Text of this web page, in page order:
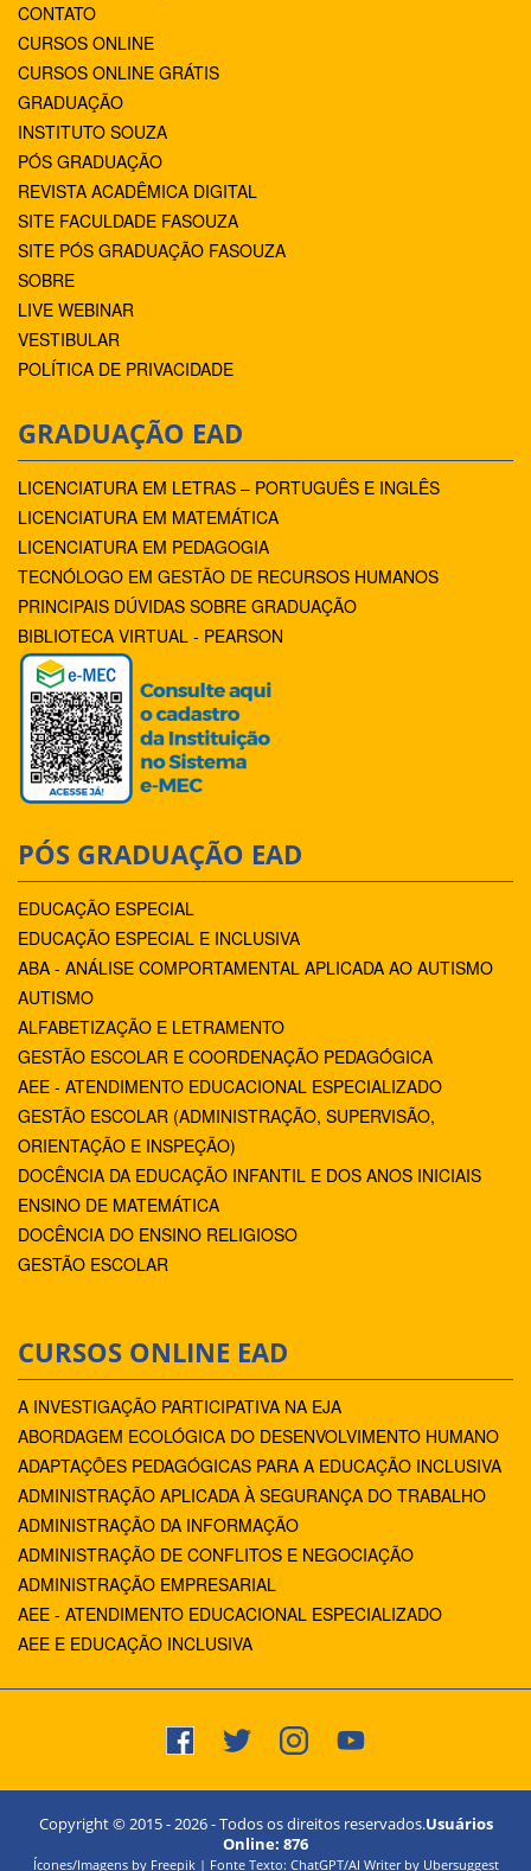
CONTATO
CURSOS ONLINE
CURSOS ONLINE GRÁTIS
GRADUAÇÃO
INSTITUTO SOUZA
PÓS GRADUAÇÃO
REVISTA ACADÊMICA DIGITAL
SITE FACULDADE FASOUZA
SITE PÓS GRADUAÇÃO FASOUZA
SOBRE
LIVE WEBINAR
VESTIBULAR
POLÍTICA DE PRIVACIDADE
GRADUAÇÃO EAD
LICENCIATURA EM LETRAS – PORTUGUÊS E INGLÊS
LICENCIATURA EM MATEMÁTICA
LICENCIATURA EM PEDAGOGIA
TECNÓLOGO EM GESTÃO DE RECURSOS HUMANOS
PRINCIPAIS DÚVIDAS SOBRE GRADUAÇÃO
BIBLIOTECA VIRTUAL - PEARSON
PÓS GRADUAÇÃO EAD
EDUCAÇÃO ESPECIAL
EDUCAÇÃO ESPECIAL E INCLUSIVA
ABA - ANÁLISE COMPORTAMENTAL APLICADA AO AUTISMO
AUTISMO
ALFABETIZAÇÃO E LETRAMENTO
GESTÃO ESCOLAR E COORDENAÇÃO PEDAGÓGICA
AEE - ATENDIMENTO EDUCACIONAL ESPECIALIZADO
GESTÃO ESCOLAR (ADMINISTRAÇÃO, SUPERVISÃO,
ORIENTAÇÃO E INSPEÇÃO)
DOCÊNCIA DA EDUCAÇÃO INFANTIL E DOS ANOS INICIAIS
ENSINO DE MATEMÁTICA
DOCÊNCIA DO ENSINO RELIGIOSO
GESTÃO ESCOLAR
CURSOS ONLINE EAD
A INVESTIGAÇÃO PARTICIPATIVA NA EJA
ABORDAGEM ECOLÓGICA DO DESENVOLVIMENTO HUMANO
ADAPTAÇÕES PEDAGÓGICAS PARA A EDUCAÇÃO INCLUSIVA
ADMINISTRAÇÃO APLICADA À SEGURANÇA DO TRABALHO
ADMINISTRAÇÃO DA INFORMAÇÃO
ADMINISTRAÇÃO DE CONFLITOS E NEGOCIAÇÃO
ADMINISTRAÇÃO EMPRESARIAL
AEE - ATENDIMENTO EDUCACIONAL ESPECIALIZADO
AEE E EDUCAÇÃO INCLUSIVA
Copyright © 2015 -2026- Todos os direitos reservados.Usuários
Online: 876
Ícones/Imagens by Freepik | Fonte Texto: ChatGPT/AI Writer by Ubersuggest